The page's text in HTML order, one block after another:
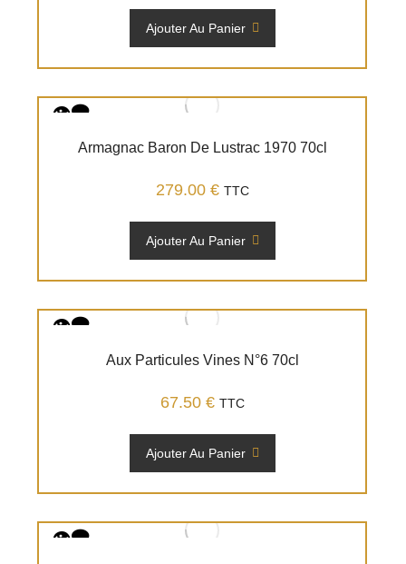
Ajouter Au Panier
Armagnac Baron De Lustrac 1970 70cl
279.00 € TTC
Ajouter Au Panier
Aux Particules Vines N°6 70cl
67.50 € TTC
Ajouter Au Panier